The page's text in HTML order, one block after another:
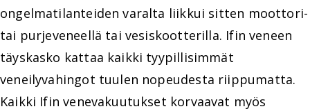
ongelmatilanteiden varalta liikkui sitten moottori-
tai purjeveneellä tai vesiskootterilla. Ifin veneen
täyskasko kattaa kaikki tyypillisimmät
veneilyvahingot tuulen nopeudesta riippumatta.
Kaikki Ifin venevakuutukset korvaavat myös